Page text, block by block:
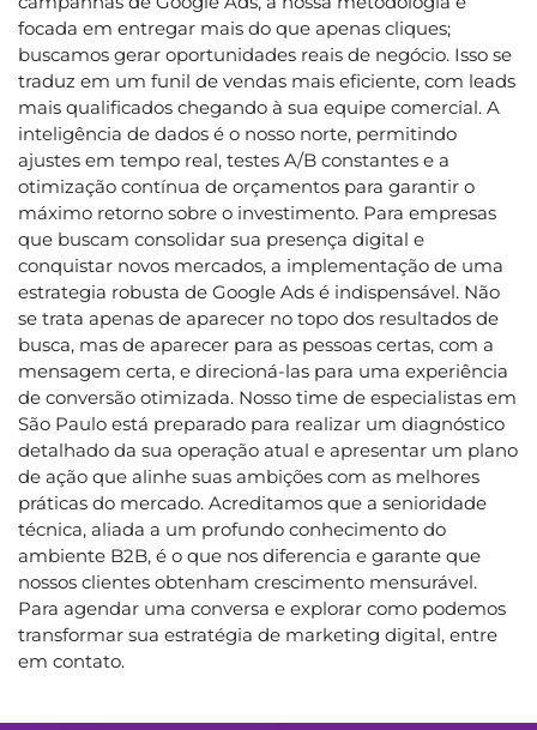
focada em entregar mais do que apenas cliques;
buscamos gerar oportunidades reais de negócio. Isso se
traduz em um funil de vendas mais eficiente, com leads
mais qualificados chegando à sua equipe comercial. A
inteligência de dados é o nosso norte, permitindo
ajustes em tempo real, testes A/B constantes e a
otimização contínua de orçamentos para garantir o
máximo retorno sobre o investimento. Para empresas
que buscam consolidar sua presença digital e
conquistar novos mercados, a implementação de uma
estrategia robusta de Google Ads é indispensável. Não
se trata apenas de aparecer no topo dos resultados de
busca, mas de aparecer para as pessoas certas, com a
mensagem certa, e direcioná-las para uma experiência
de conversão otimizada. Nosso time de especialistas em
São Paulo está preparado para realizar um diagnóstico
detalhado da sua operação atual e apresentar um plano
de ação que alinhe suas ambições com as melhores
práticas do mercado. Acreditamos que a senioridade
técnica, aliada a um profundo conhecimento do
ambiente B2B, é o que nos diferencia e garante que
nossos clientes obtenham crescimento mensurável.
Para agendar uma conversa e explorar como podemos
transformar sua estratégia de marketing digital, entre
em contato.